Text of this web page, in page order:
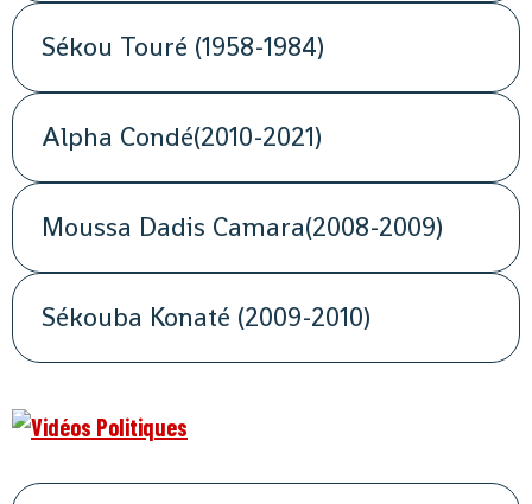
Sékou Touré (1958-1984)
Alpha Condé(2010-2021)
Moussa Dadis Camara(2008-2009)
Sékouba Konaté (2009-2010)